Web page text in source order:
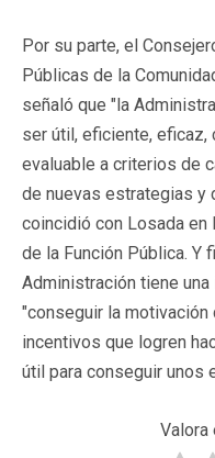
Por su parte, el
Públicas de la
señaló que "la
ser útil, eficiente, eficaz,
evaluable a criterios de
de nuevas estrategias y
coincidió con Losada en
de la Función Pública. Y
Administración tiene
"conseguir la
incentivos que logren
útil para conseguir unos
Valora